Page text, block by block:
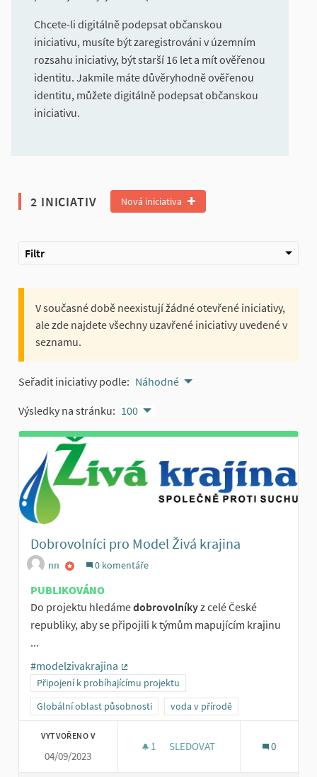
Chcete-li digitálně podepsat občanskou
iniciativu, musíte být zaregistrováni v územním
rozsahu iniciativy, být starší 16 let a mít ověřenou
identitu. Jakmile máte důvěryhodně ověřenou
identitu, můžete digitálně podepsat občanskou
iniciativu.
2 INICIATIV Nová iniciativa
Filtr
V současné době neexistují žádné otevřené iniciativy,
ale zde najdete všechny uzavřené iniciativy uvedené v
seznamu.
Seřadit iniciativy podle: Náhodné
Výsledky na stránku: 100
Dobrovolníci pro Model Živá krajina
nn 0 komentáře
PUBLIKOVÁNO
Do projektu hledámedobrovolníkyz celé České
republiky, aby se připojili k týmům mapujícím krajinu
...
#modelzivakrajina
(Externí odkaz)
Připojení k probíhajícímu projektu
Globální oblast působnosti
voda v přírodě
VYTVOŘENO V
04/09/2023
1 1 SLEDUJÍCÍ
SLEDOVAT 0